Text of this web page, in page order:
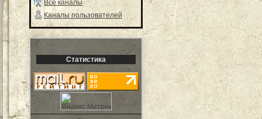
Все каналы
Каналы пользователей
Статистика